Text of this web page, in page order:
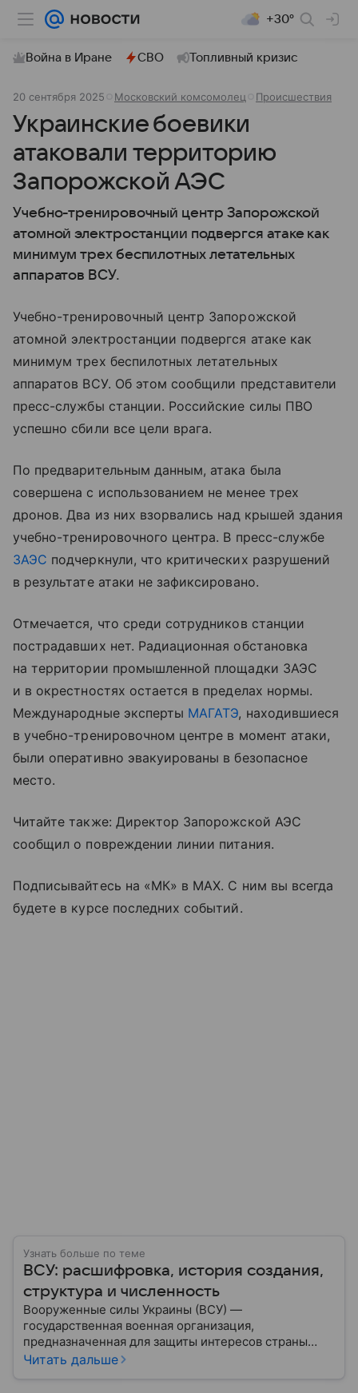
+30°
Война в Иране СВО Топливный кризис
20 сентября 2025 Московский комсомолец Происшествия
Украинские боевики
атаковали территорию
Запорожской АЭС
Учебно-тренировочный центр Запорожской
атомной электростанции подвергся атаке как
минимум трех беспилотных летательных
аппаратов ВСУ.
Учебно-тренировочный центр Запорожской
атомной электростанции подвергся атаке как
минимум трех беспилотных летательных
аппаратов ВСУ. Об этом сообщили представители
пресс-службы станции. Российские силы ПВО
успешно сбили все цели врага.
По предварительным данным, атака была
совершена с использованием не менее трех
дронов. Два из них взорвались над крышей здания
учебно-тренировочного центра. В пресс-службе
ЗАЭС подчеркнули, что критических разрушений
в результате атаки не зафиксировано.
Отмечается, что среди сотрудников станции
пострадавших нет. Радиационная обстановка
на территории промышленной площадки ЗАЭС
и в окрестностях остается в пределах нормы.
Международные эксперты МАГАТЭ, находившиеся
в учебно-тренировочном центре в момент атаки,
были оперативно эвакуированы в безопасное
место.
Читайте также: Директор Запорожской АЭС
сообщил о повреждении линии питания.
Подписывайтесь на «МК» в МАХ. С ним вы всегда
будете в курсе последних событий.
Узнать больше по теме
ВСУ: расшифровка, история создания,
структура и численность
Вооруженные силы Украины (ВСУ) —
государственная военная организация,
предназначенная для защиты интересов страны
военным путем. Была создана после
Читать дальше